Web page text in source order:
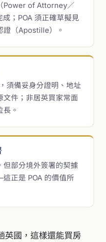
Power of Attorney／
；POA 須正確草擬見
證（Apostille）。
須備妥身分證明、地址
文件；非居英買家常面
。
但部分境外簽署的契據
正是 POA 的價值所
英國，這樣還能買房